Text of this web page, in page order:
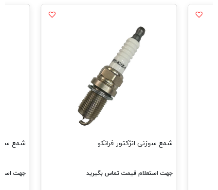
شمع سوزنی انژکتور فرانکو
جهت استعلام قیمت تماس بگیرید
شمع سه پلاتین
جهت استعلام